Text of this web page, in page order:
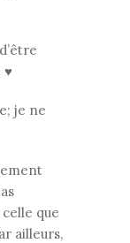
♥
je ne
que
ailleurs,